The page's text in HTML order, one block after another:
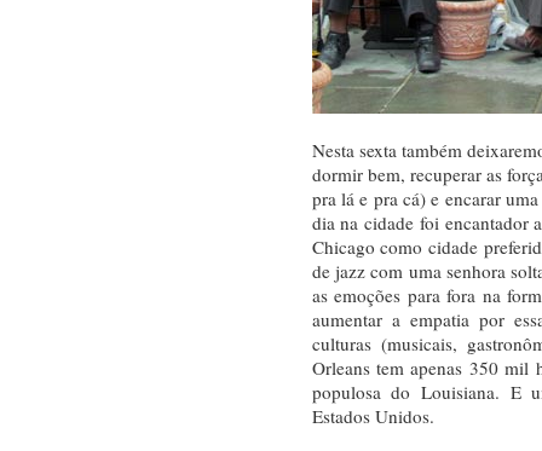
Nesta sexta também
dormir bem, recuperar as
pra lá e pra cá) e encarar
dia na cidade foi encantador
Chicago como cidade
de jazz com uma senhora
as emoções para fora na
aumentar a empatia por
culturas (musicais,
Orleans tem apenas 350 mil
populosa do Louisiana. E
Estados Unidos.